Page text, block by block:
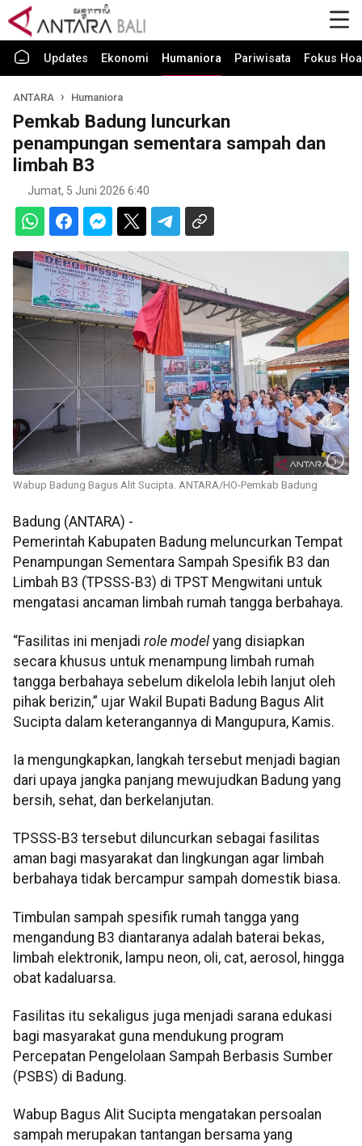
Updates Ekonomi Humaniora Pariwisata Fokus
ANTARA Humaniora
Pemkab Badung luncurkan
penampungan sementara sampah dan
limbah B3
Jumat, 5 Juni 2026 6:40
Wabup Badung Bagus Alit Sucipta. ANTARA/HO-Pemkab Badung
Badung (ANTARA) -
Pemerintah Kabupaten Badung meluncurkan Tempat
Penampungan Sementara Sampah Spesifik B3 dan
Limbah B3 (TPSSS-B3) di TPST Mengwitani untuk
mengatasi ancaman limbah rumah tangga berbahaya.
“Fasilitas ini menjadi role modelyang disiapkan
secara khusus untuk menampung limbah rumah
tangga berbahaya sebelum dikelola lebih lanjut oleh
pihak berizin,” ujar Wakil Bupati Badung Bagus Alit
Sucipta dalam keterangannya di Mangupura, Kamis.
Ia mengungkapkan, langkah tersebut menjadi bagian
dari upaya jangka panjang mewujudkan Badung yang
bersih, sehat, dan berkelanjutan.
TPSSS-B3 tersebut diluncurkan sebagai fasilitas
aman bagi masyarakat dan lingkungan agar limbah
berbahaya tidak bercampur sampah domestik biasa.
Timbulan sampah spesifik rumah tangga yang
mengandung B3 diantaranya adalah baterai bekas,
limbah elektronik, lampu neon, oli, cat, aerosol, hingga
obat kadaluarsa.
Fasilitas itu sekaligus juga menjadi sarana edukasi
bagi masyarakat guna mendukung program
Percepatan Pengelolaan Sampah Berbasis Sumber
(PSBS) di Badung.
Wabup Bagus Alit Sucipta mengatakan persoalan
sampah merupakan tantangan bersama yang